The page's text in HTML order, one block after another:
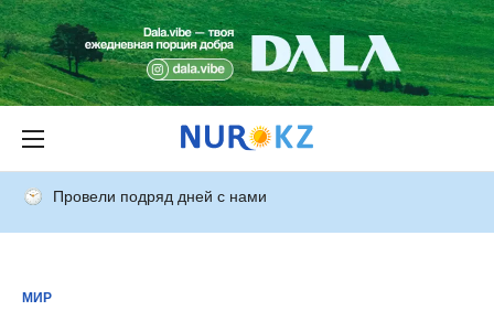
Провели подряд дней с нами
МИР